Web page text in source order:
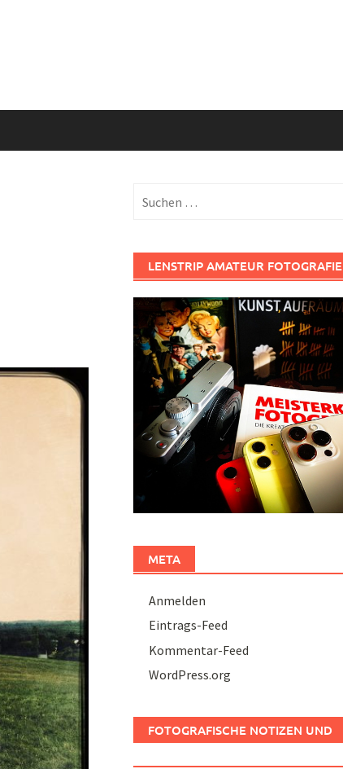
nach:
LENSTRIP AMATEUR FOTOGRAFIE
META
Anmelden
Eintrags-Feed
Kommentar-Feed
WordPress.org
FOTOGRAFISCHE NOTIZEN UND